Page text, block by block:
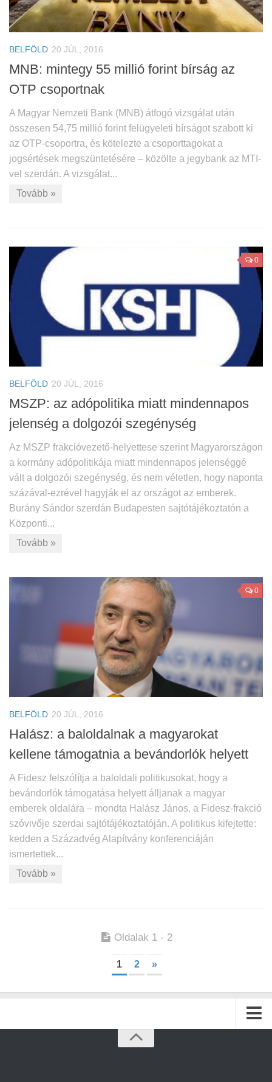
BELFÖLD 20 JÚL, 2016
MNB: mintegy 55 millió forint bírság az
OTP csoportnak
A Magyar Nemzeti Bank (MNB) átfogó vizsgálat után
összesen 54,75 millió forint felügyeleti bírságot szabott ki
az OTP-csoportra, és kötelezte a csoporttagokat a
jogsértések megszüntetésére – közölte a jegybank az MTI-
vel szerdán. A vizsgálat...
Tovább »
0
BELFÖLD 20 JÚL, 2016
MSZP: az adópolitika miatt mindennapos
jelenség a dolgozói szegénység
Az MSZP frakcióvezető-helyettese szerint Magyarországon
a kormány adópolitikája miatt mindennapos jelenséggé
vált a dolgozói szegénység, és nem véletlen, hogy naponta
százával-ezrével hagyják el az országot az emberek.
Burány Sándor szerdán Budapesten sajtótájékoztatón a
Központi...
Tovább »
0
BELFÖLD 20 JÚL, 2016
Halász: a baloldalnak a magyarokat
kellene támogatnia a bevándorlók helyett
A Fidesz felszólítja a baloldali politikusokat, hogy a
bevándorlók támogatása helyett álljanak a magyar
emberek oldalára – mondta Halász János, a Fidesz-frakció
szóvivője szerdai sajtótájékoztatóján. A politikus kifejtette:
kedden a Századvég Alapítvány konferenciáján
ismertettek...
Tovább »
Oldalak 1 - 2
1 2 »